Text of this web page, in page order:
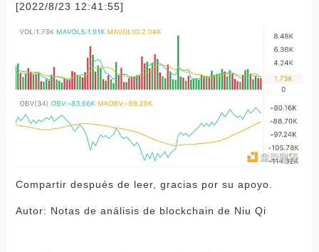
[2022/8/23 12:41:55]
Compartir después de leer, gracias por su apoyo.
Autor: Notas de análisis de blockchain de Niu Qi